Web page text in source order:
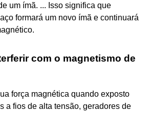
um ímã. ... Isso significa que
formará um novo ímã e continuará
com o magnetismo de
força magnética quando exposto
a fios de alta tensão, geradores de